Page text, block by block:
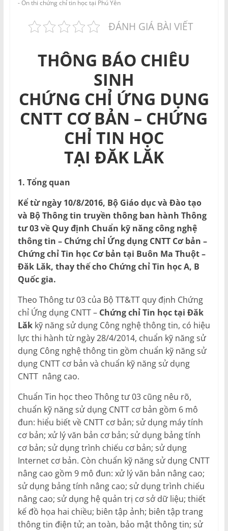
và- Ôn thi chứng chỉ tin học tại Phú Yên
ĐÁNH GIÁ BÀI VIẾT
THÔNG BÁO CHIÊU
SINH
CHỨNG CHỈ ỨNG DỤNG
CNTT CƠ BẢN – CHỨNG
CHỈ TIN HỌC
TẠI ĐĂK LĂK
1. Tổng quan
Kể từ ngày 10/8/2016, Bộ Giáo dục và Đào tạo
và Bộ Thông tin truyền thông ban hành Thông
tư 03 về Quy định Chuẩn kỹ năng công nghệ
thông tin – Chứng chỉ Ứng dụng CNTT Cơ bản –
Chứng chỉ Tin học Cơ bản tại Buôn Ma Thuột –
Đăk Lăk, thay thế cho Chứng chỉ Tin học A, B
Quốc gia.
Theo Thông tư 03 của Bộ TT&TT quy định Chứng
chỉ Ứng dụng CNTT – Chứng chỉ Tin học tại Đăk
Lăk kỹ năng sử dụng Công nghệ thông tin, có hiệu
lực thi hành từ ngày 28/4/2014, chuẩn kỹ năng sử
dụng Công nghệ thông tin gồm chuẩn kỹ năng sử
dụng CNTT cơ bản và chuẩn kỹ năng sử dụng
CNTT nâng cao.
Chuẩn Tin học theo Thông tư 03 cũng nêu rõ,
chuẩn kỹ năng sử dụng CNTT cơ bản gồm 6 mô
đun: hiểu biết về CNTT cơ bản; sử dụng máy tính
cơ bản; xử lý văn bản cơ bản; sử dụng bảng tính
cơ bản; sử dụng trình chiếu cơ bản; sử dụng
Internet cơ bản. Còn chuẩn kỹ năng sử dụng CNTT
nâng cao gồm 9 mô đun: xử lý văn bản nâng cao;
sử dụng bảng tính nâng cao; sử dụng trình chiếu
nâng cao; sử dụng hệ quản trị cơ sở dữ liệu; thiết
kế đồ họa hai chiều; biên tập ảnh; biên tập trang
thông tin điện tử; an toàn, bảo mật thông tin; sử